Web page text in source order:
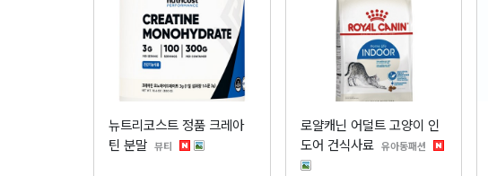
뉴트리코스트 정품 크레아
틴 분말 뷰티 분류
로얄캐닌 어덜트 고양이 인
도어 건식사료 유아동패션분류